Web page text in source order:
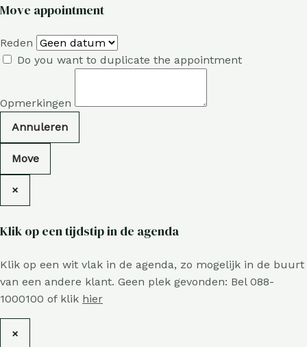
Move appointment
Reden
Do you want to duplicate the appointment
Opmerkingen
Annuleren
Move
×
Klik op een tijdstip in de agenda
Klik op een wit vlak in de agenda, zo mogelijk in de buurt
van een andere klant. Geen plek gevonden: Bel 088-
1000100 of klik hier
×